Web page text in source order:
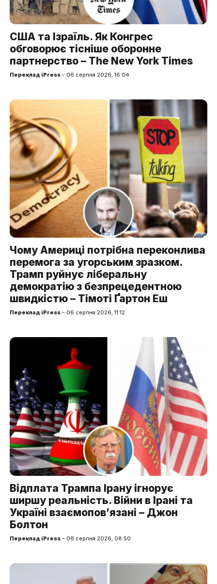
США та Ізраїль. Як Конгрес
обговорює тісніше оборонне
партнерство – The New York Times
Переклад iPress – 06 серпня 2026, 16:04
Чому Америці потрібна переконлива
перемога за угорським зразком.
Трамп руйнує ліберальну
демократію з безпрецедентною
швидкістю – Тімоті Ґартон Еш
Переклад iPress – 06 серпня 2026, 11:12
Відплата Трампа Ірану ігнорує
ширшу реальність. Війни в Ірані та
Україні взаємопов’язані – Джон
Болтон
Переклад iPress – 06 серпня 2026, 08:50